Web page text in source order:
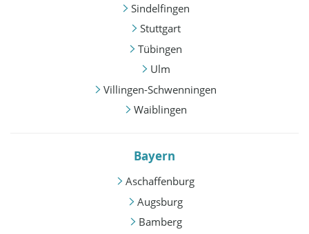
Sindelfingen
Stuttgart
Tübingen
Ulm
Villingen-Schwenningen
Waiblingen
Bayern
Aschaffenburg
Augsburg
Bamberg